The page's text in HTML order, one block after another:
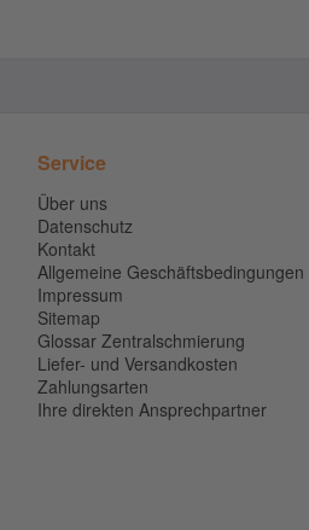
Service
Über uns
Datenschutz
Kontakt
Allgemeine Geschäftsbedingungen
Impressum
Sitemap
Glossar Zentralschmierung
Liefer- und Versandkosten
Zahlungsarten
Ihre direkten Ansprechpartner